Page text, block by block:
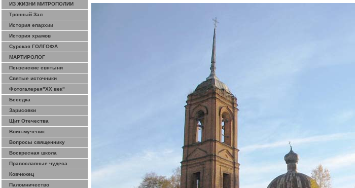
ИЗ ЖИЗНИ МИТРОПОЛИИ
Тронный Зал
История епархии
История храмов
Сурская ГОЛГОФА
МАРТИРОЛОГ
Пензенские святыни
Святые источники
Фотогалерея"ХХ век"
Беседка
Зарисовки
Щит Отечества
Воин-мученик
Вопросы священнику
Воскресная школа
Православные чудеса
Ковчежец
Паломничество